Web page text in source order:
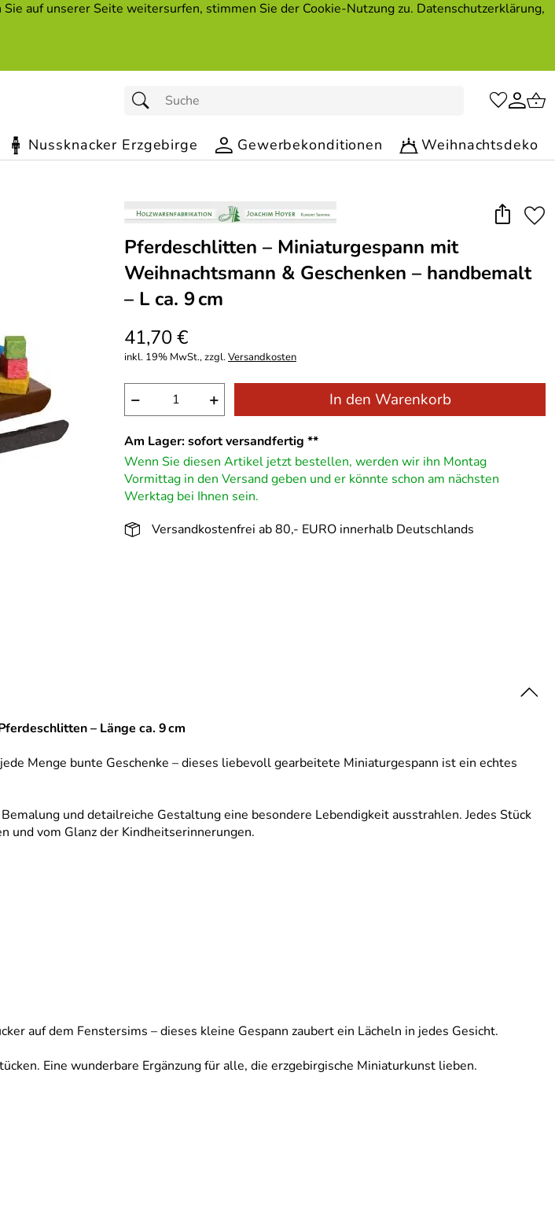
auf unserer Seite weitersurfen, stimmen Sie der Cookie-Nutzung zu. Datenschutzerklärung,
Nussknacker Erzgebirge Gewerbekonditionen Weihnachtsdeko
Pferdeschlitten – Miniaturgespann mit
Weihnachtsmann & Geschenken – handbemalt
– L ca. 9 cm
41,70 €
inkl. 19% MwSt., zzgl.Versandkosten
− + In den Warenkorb
Am Lager: sofort versandfertig **
Wenn Sie diesen Artikel jetzt bestellen, werden wir ihn Montag
Vormittag in den Versand geben und er könnte schon am nächsten
Werktag bei Ihnen sein.
Versandkostenfrei ab 80,- EURO innerhalb Deutschlands
– Länge ca. 9 cm
Menge bunte Geschenke – dieses liebevoll gearbeitete Miniaturgespann ist ein echtes
und detailreiche Gestaltung eine besondere Lebendigkeit ausstrahlen. Jedes Stück
und vom Glanz der Kindheitserinnerungen.
auf dem Fenstersims – dieses kleine Gespann zaubert ein Lächeln in jedes Gesicht.
Eine wunderbare Ergänzung für alle, die erzgebirgische Miniaturkunst lieben.